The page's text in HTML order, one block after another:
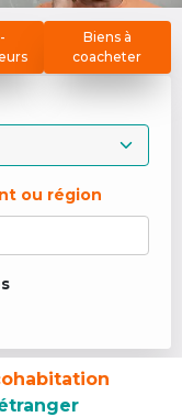
Biens à
coacheter
ou région